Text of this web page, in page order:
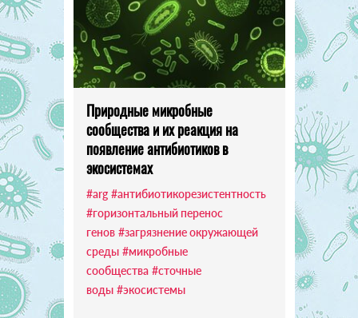
Природные микробные
сообщества и их реакция на
появление антибиотиков в
экосистемах
#arg #антибиотикорезистентность
#горизонтальный перенос
генов #загрязнение окружающей
среды #микробные
сообщества #сточные
воды #экосистемы